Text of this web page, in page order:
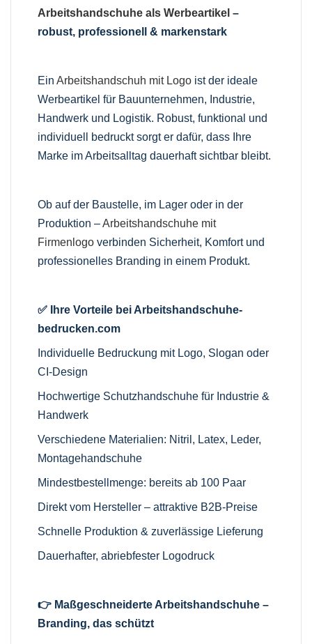
Arbeitshandschuhe als Werbeartikel –
robust, professionell & markenstark
EinArbeitshandschuh mit Logo ist der ideale
Werbeartikel für Bauunternehmen, Industrie,
Handwerk und Logistik. Robust, funktional und
individuell bedruckt sorgt er dafür, dass Ihre
Marke im Arbeitsalltag dauerhaft sichtbar bleibt.
Ob auf der Baustelle, im Lager oder in der
Produktion –Arbeitshandschuhe mit
Firmenlogo verbinden Sicherheit, Komfort und
professionelles Branding in einem Produkt.
✅ Ihre Vorteile bei Arbeitshandschuhe-
bedrucken.com
Individuelle Bedruckung mit Logo, Slogan oder
CI-Design
Hochwertige Schutzhandschuhe für Industrie &
Handwerk
Verschiedene Materialien: Nitril, Latex, Leder,
Montagehandschuhe
Mindestbestellmenge: bereits ab 100 Paar
Direkt vom Hersteller – attraktive B2B-Preise
Schnelle Produktion & zuverlässige Lieferung
Dauerhafter, abriebfester Logodruck
👉 Maßgeschneiderte Arbeitshandschuhe –
Branding, das schützt